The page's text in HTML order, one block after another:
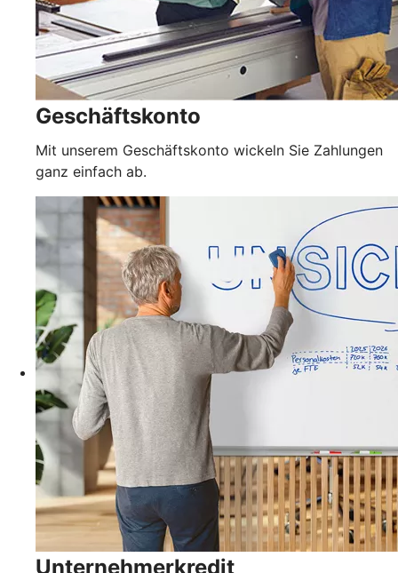
Geschäftskonto
Mit unserem Geschäftskonto wickeln Sie Zahlungen
ganz einfach ab.
Unternehmerkredit